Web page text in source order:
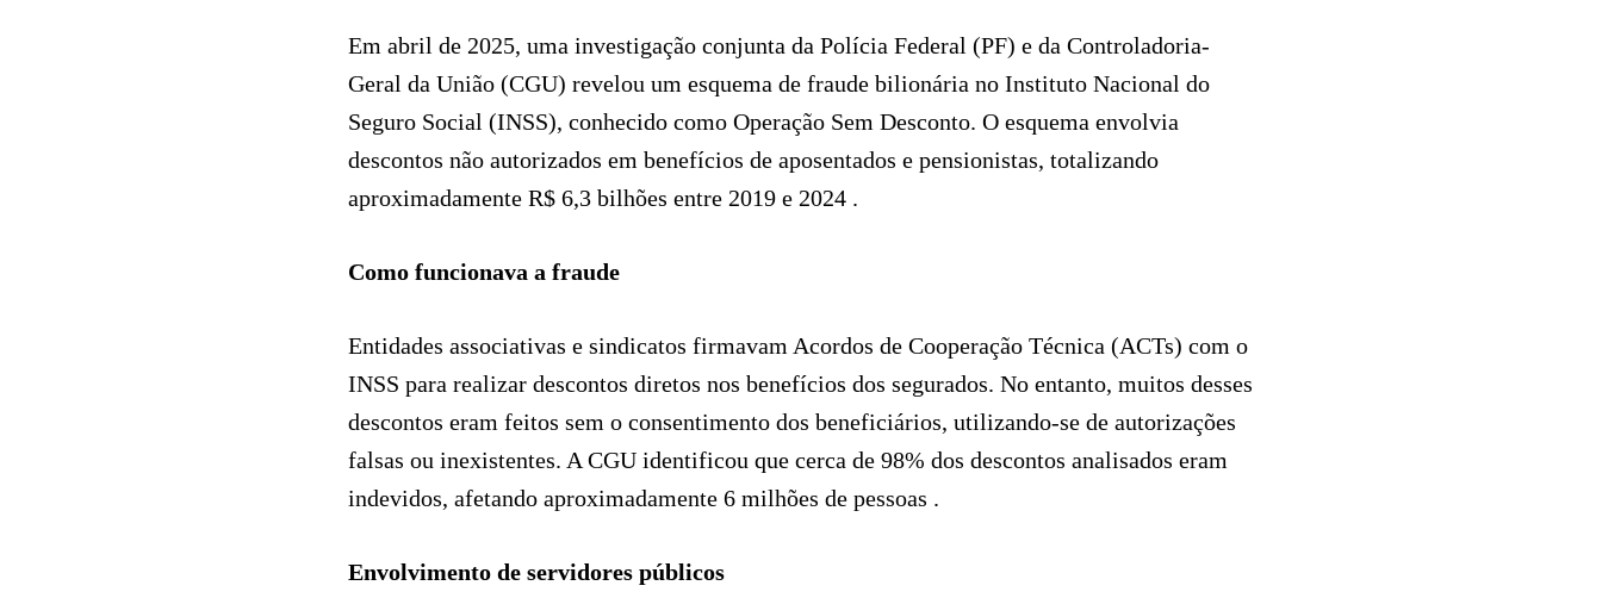
Em abril de 2025, uma investigação conjunta da Polícia Federal (PF) e da Controladoria-
Geral da União (CGU) revelou um esquema de fraude bilionária no Instituto Nacional do
Seguro Social (INSS), conhecido como Operação Sem Desconto. O esquema envolvia
descontos não autorizados em benefícios de aposentados e pensionistas, totalizando
aproximadamente R$ 6,3 bilhões entre 2019 e 2024 .
Como funcionava a fraude
Entidades associativas e sindicatos firmavam Acordos de Cooperação Técnica (ACTs) com o
INSS para realizar descontos diretos nos benefícios dos segurados. No entanto, muitos desses
descontos eram feitos sem o consentimento dos beneficiários, utilizando-se de autorizações
falsas ou inexistentes. A CGU identificou que cerca de 98% dos descontos analisados eram
indevidos, afetando aproximadamente 6 milhões de pessoas .
Envolvimento de servidores públicos